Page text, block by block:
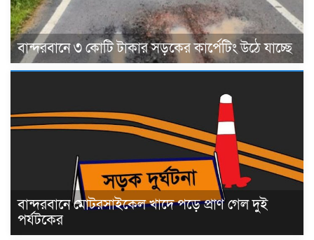
বান্দরবানে ৩ কোটি টাকার সড়কের কার্পেটিং উঠে যাচ্ছে
বান্দরবানে মোটরসাইকেল খাদে পড়ে প্রাণ গেল দুই
পর্যটকের